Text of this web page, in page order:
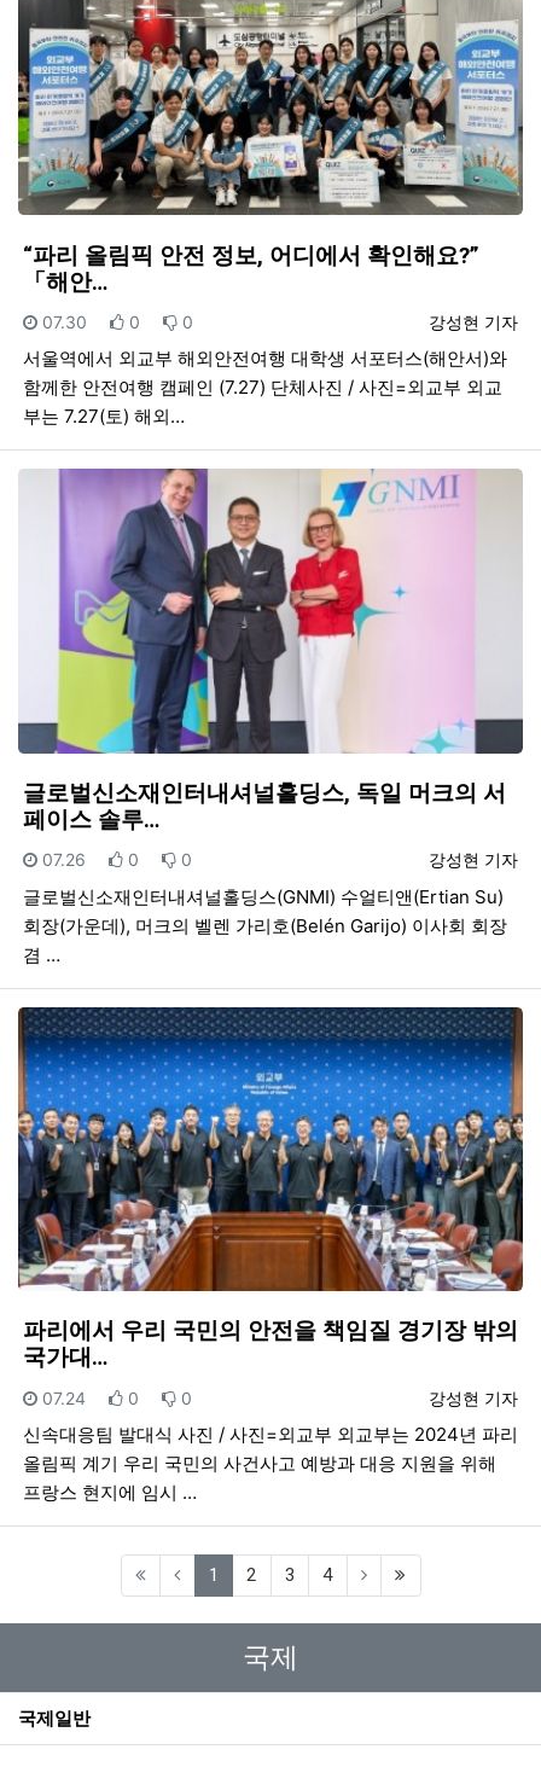
“파리 올림픽 안전 정보, 어디에서 확인해요?”
「해안…
등록자
강성현 기자
등록일
07.30 추천
0 비추천
0
서울역에서 외교부 해외안전여행 대학생 서포터스(해안서)와
함께한 안전여행 캠페인 (7.27) 단체사진 / 사진=외교부 외교
부는 7.27(토) 해외…
글로벌신소재인터내셔널홀딩스, 독일 머크의 서
페이스 솔루…
등록자
강성현 기자
등록일
07.26 추천
0 비추천
0
글로벌신소재인터내셔널홀딩스(GNMI) 수얼티앤(Ertian Su)
회장(가운데), 머크의 벨렌 가리호(Belén Garijo) 이사회 회장
겸 …
파리에서 우리 국민의 안전을 책임질 경기장 밖의
국가대…
등록자
강성현 기자
등록일
07.24 추천
0 비추천
0
신속대응팀 발대식 사진 / 사진=외교부 외교부는 2024년 파리
올림픽 계기 우리 국민의 사건사고 예방과 대응 지원을 위해
프랑스 현지에 임시 …
1 (current)
2 3 4
국제
국제일반